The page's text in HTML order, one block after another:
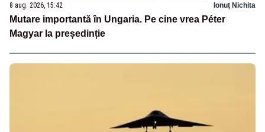
8 aug. 2026, 15:42 Ionuț Nichita
Mutare importantă în Ungaria. Pe cine vrea Péter
Magyar la președinție